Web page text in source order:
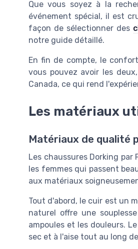
Que vous soyez à la
événement spécial, il est
façon de sélectionner des
notre guide détaillé.
En fin de compte, le
vous pouvez avoir les
Canada, ce qui rend
Les matériaux
Matériaux de qualité
Les chaussures Dorking
les femmes qui passent
aux matériaux
Tout d'abord, le cuir est un
naturel offre une
ampoules et les douleurs.
sec et à l'aise tout au long